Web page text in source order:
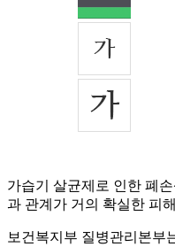
가습기 살균제로 인한 폐
과 관계가 거의 확실한 피
보건복지부 질병관리본부